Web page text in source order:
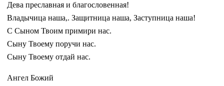
Дева преславная и благословенная!
Владычица наша,. Защитница наша, Заступница наша!
С Сыном Твоим примири нас.
Сыну Твоему поручи нас.
Сыну Твоему отдай нас.
Ангел Божий